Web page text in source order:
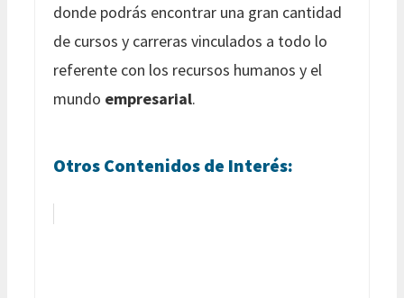
donde podrás encontrar una gran cantidad
de cursos y carreras vinculados a todo lo
referente con los recursos humanos y el
mundo empresarial.
Otros Contenidos de Interés: